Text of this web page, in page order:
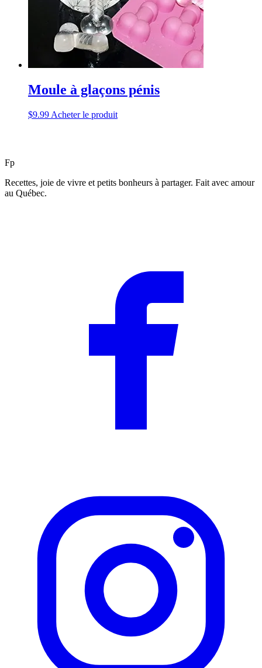
Moule à glaçons pénis
$9.99 Acheter le produit
Fp
Recettes, joie de vivre et petits bonheurs à partager. Fait avec amour
au Québec.